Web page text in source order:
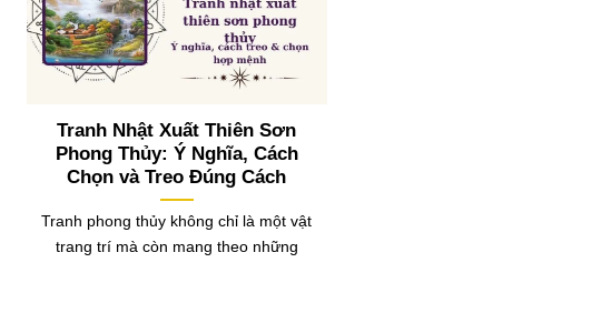
Tranh Nhật Xuất Thiên Sơn
Phong Thủy: Ý Nghĩa, Cách
Chọn và Treo Đúng Cách
Tranh phong thủy không chỉ là một vật
trang trí mà còn mang theo những